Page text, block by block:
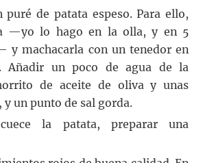
puré de patata espeso. Para ello,
—yo lo hago en la olla, y en 5
y machacarla con un tenedor en
Añadir un poco de agua de la
de aceite de oliva y unas
un punto de sal gorda.
la patata, preparar una